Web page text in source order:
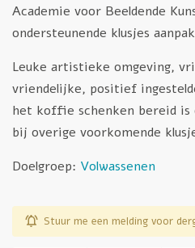
Academie voor Beeldende
ondersteunende klusjes
Leuke artistieke omgeving,
vriendelijke, positief
het koffie schenken bereid is
bij overige voorkomende
Doelgroep: Volwassenen
Stuur me een melding voor